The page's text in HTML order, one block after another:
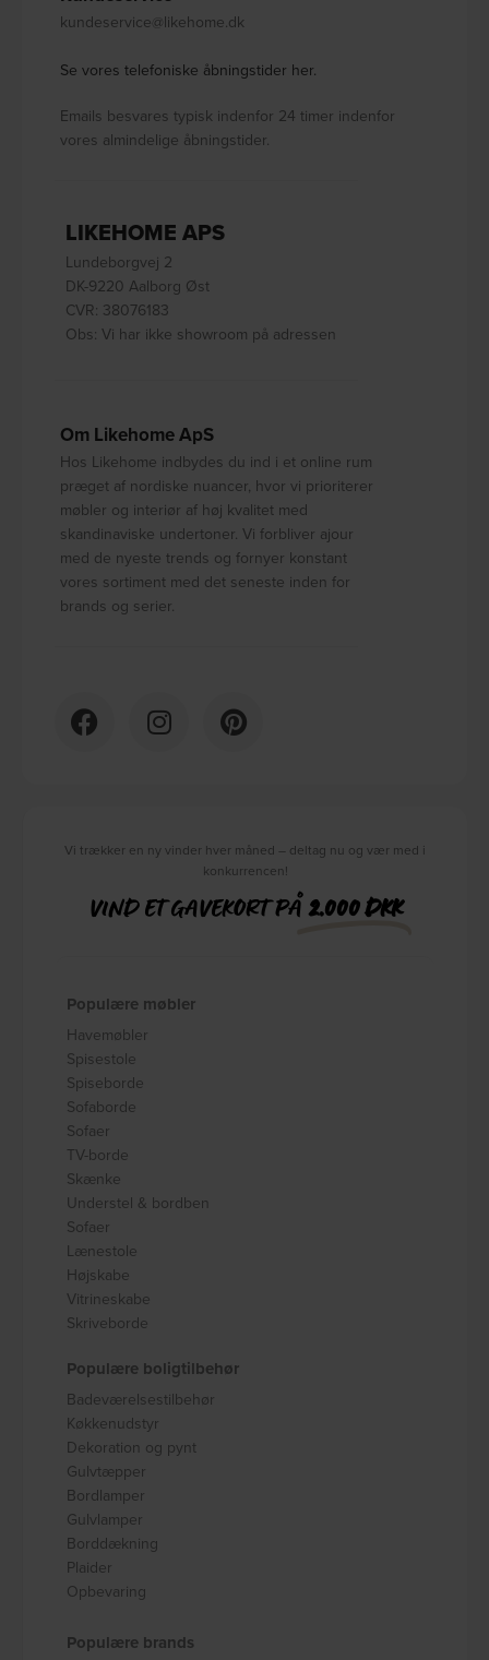
kundeservice@likehome.dk
Se vores telefoniske åbningstider her.
Emails besvares typisk indenfor 24 timer indenfor
vores almindelige åbningstider.
LIKEHOME APS
Lundeborgvej 2
DK-9220 Aalborg Øst
CVR: 38076183
Obs: Vi har ikke showroom på adressen
Om Likehome ApS
Hos Likehome indbydes du ind i et online rum
præget af nordiske nuancer, hvor vi prioriterer
møbler og interiør af høj kvalitet med
skandinaviske undertoner. Vi forbliver ajour
med de nyeste trends og fornyer konstant
vores sortiment med det seneste inden for
brands og serier.
Vi trækker en ny vinder hver måned – deltag nu og vær med i
konkurrencen!
VIND ET GAVEKORT PÅ2.000 DKK
Populære møbler
Havemøbler
Spisestole
Spiseborde
Sofaborde
Sofaer
TV-borde
Skænke
Understel & bordben
Sofaer
Lænestole
Højskabe
Vitrineskabe
Skriveborde
Populære boligtilbehør
Badeværelsestilbehør
Køkkenudstyr
Dekoration og pynt
Gulvtæpper
Bordlamper
Gulvlamper
Borddækning
Plaider
Opbevaring
Populære brands